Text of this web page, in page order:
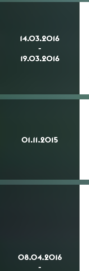
14.03.2016
-
19.03.2016
01.11.2015
08.04.2016
-